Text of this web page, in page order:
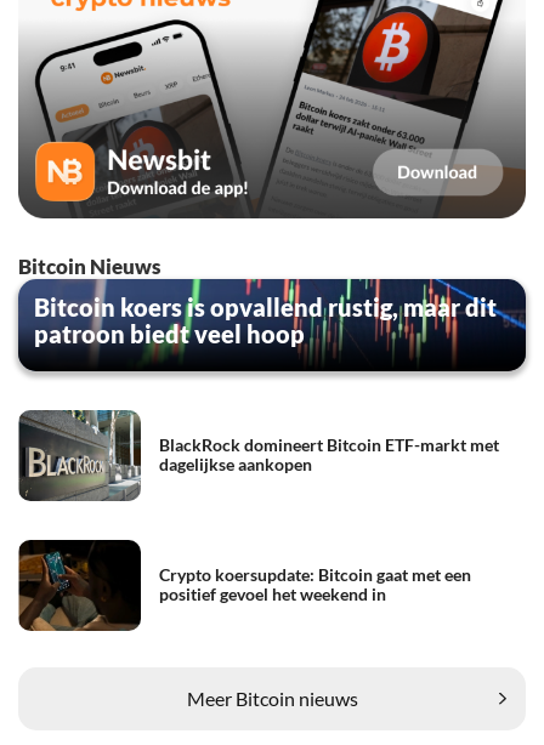
Bitcoin Nieuws
Bitcoin koers is opvallend rustig, maar dit
patroon biedt veel hoop
BlackRock domineert Bitcoin ETF-markt met
dagelijkse aankopen
Crypto koersupdate: Bitcoin gaat met een
positief gevoel het weekend in
Meer Bitcoin nieuws